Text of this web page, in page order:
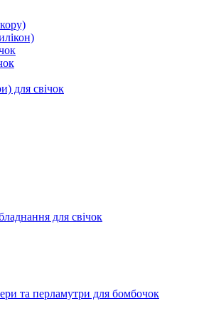
для свічок
для свічок
та перламутри для бомбочок